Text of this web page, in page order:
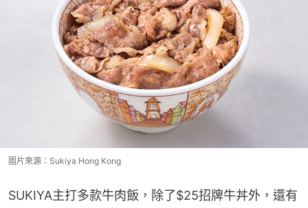
圖片來源：Sukiya Hong Kong
SUKIYA主打多款牛肉飯，除了$25招牌牛丼外，還有